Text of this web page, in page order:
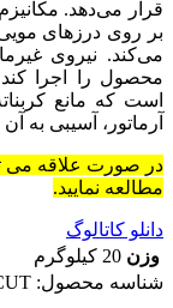
قرار می‌دهد.
بر روی درزهای
می‌کند. نیروی
محصول را اجرا
است که مانع
آرماتور، آسیبی به
در صورت علاقه می
مطالعه نمایید.
دانلو کاتالوگ
وزن 20 کیلوگرم
شناسه محصول: